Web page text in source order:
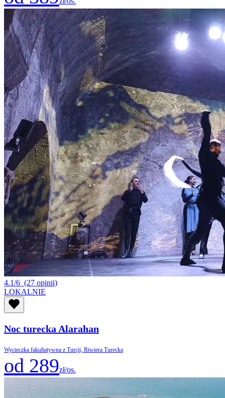
4.1/6 (27 opinii)
LOKALNIE
Noc turecka Alarahan
Wycieczka fakultatywna z Turcji, Riwiera Turecka
od 289zł/os.